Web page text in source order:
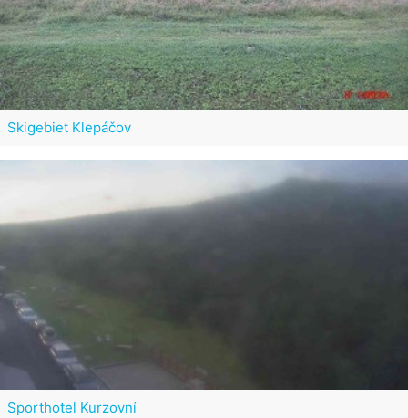
Skigebiet Klepáčov
Sporthotel Kurzovní